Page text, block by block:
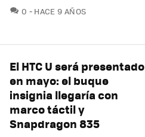
0 COMENTARIOS
HACE 9 AÑOS
El HTC U será presentado
en mayo: el buque
insignia llegaría con
marco táctil y
Snapdragon 835